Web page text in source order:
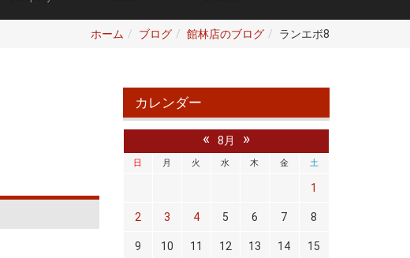
ホーム ブログ 館林店のブログ ランエボ8
カレンダー
« 8月 »
日 月 火 水 木 金 土
1
2 3 4 5 6 7 8
9 10 11 12 13 14 15